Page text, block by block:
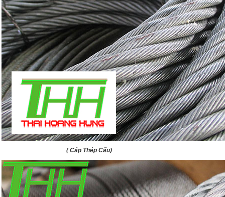
( Cáp Thép Cấu)